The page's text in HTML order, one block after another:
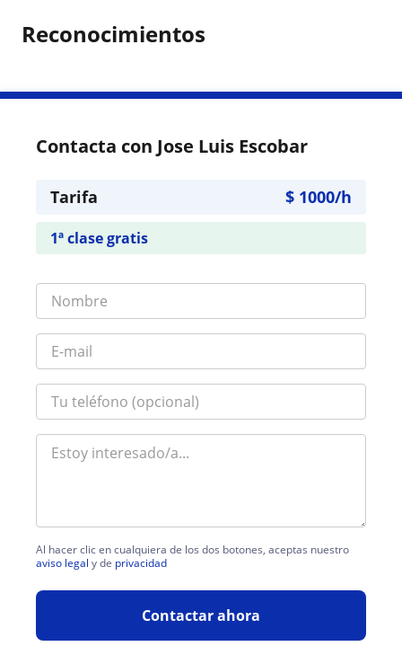
Reconocimientos
Contacta con Jose Luis Escobar
Tarifa $ 1000/h
1ª clase gratis
Al hacer clic en cualquiera de los dos botones, aceptas nuestro
aviso legal y de privacidad
Contactar ahora